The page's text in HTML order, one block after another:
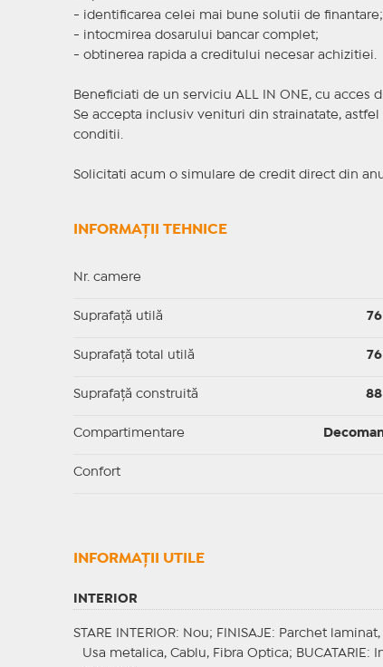
- identificarea celei mai bune solutii de finantare;
- intocmirea dosarului bancar complet;
- obtinerea rapida a creditului necesar achizitiei.
Beneficiati de un serviciu ALL IN ONE, cu
Se accepta inclusiv venituri din strainatate,
conditii.
Solicitati acum o simulare de credit direct din
INFORMAȚII TEHNICE
Nr. camere
Suprafaţă utilă
Suprafaţă total utilă
Suprafaţă construită
Compartimentare
Confort
INFORMAŢII UTILE
INTERIOR
STARE INTERIOR: Nou; FINISAJE : Parchet
Usa metalica, Cablu, Fibra Optica; BUCATARIE :